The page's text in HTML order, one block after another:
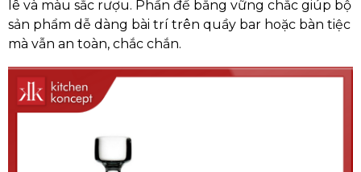
lê và màu sắc rượu. Phần đế bằng vững chắc giúp bộ
sản phẩm dễ dàng bài trí trên quầy bar hoặc bàn tiệc
mà vẫn an toàn, chắc chắn.